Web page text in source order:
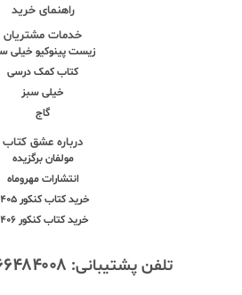
راهنمای خرید
خدمات مشتریان
زیست پینوکیو خیلی
کتاب کمک درسی
خیلی سبز
گاج
درباره عشق کتاب
مولفان برگزیده
انتشارات مهروماه
خرید کتاب کنکور 1405
خرید کتاب کنکور 1406
تلفن پشتیبانی: